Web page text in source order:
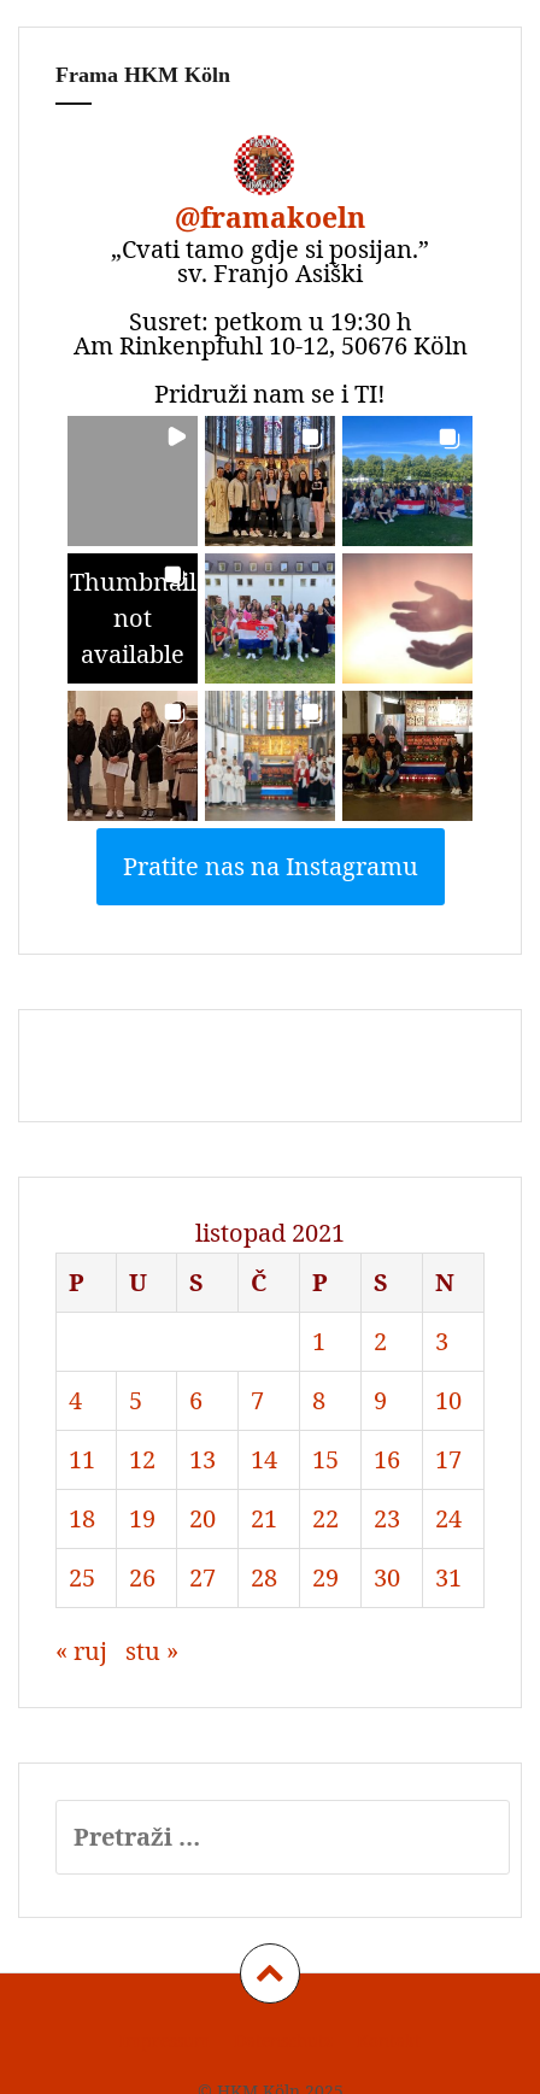
Frama HKM Köln
@framakoeln
„Cvati tamo gdje si posijan.”
sv. Franjo Asiški
Susret: petkom u 19:30 h
Am Rinkenpfuhl 10-12, 50676 Köln
Pridruži nam se i TI!
Thumbnail
not
available
Pratite nas na Instagramu
listopad 2021
P
U S Č P S
N
1
2
3
4
5 6 7 8 9
10
11
12 13 14 15 16
17
18
19 20 21 22 23
24
25
26 27 28 29 30 31
« ruj stu »